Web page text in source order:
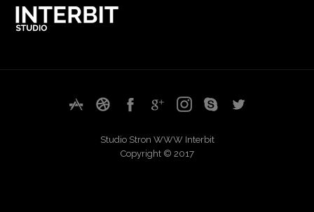
Studio Stron WWW Interbit
Copyright © 2017